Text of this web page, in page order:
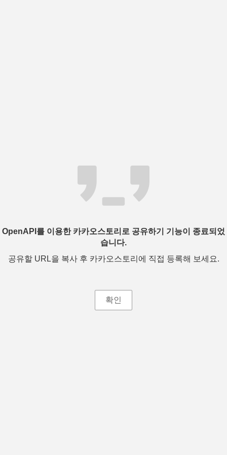
OpenAPI를 이용한 카카오스토리로 공유하기 기능이 종료되었
습니다.
공유할 URL을 복사 후 카카오스토리에 직접 등록해 보세요.
확인